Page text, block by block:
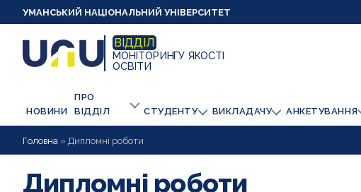
УМАНСЬКИЙ НАЦІОНАЛЬНИЙ УНІВЕРСИТЕТ
ВІДДІЛ
МОНІТОРИНГУ ЯКОСТІ
ОСВІТИ
НОВИНИ
ПРО
ВІДДІЛ
СТУДЕНТУ ВИКЛАДАЧУ АНКЕТУВАННЯ
Головна » Дипломні роботи
Дипломні роботи